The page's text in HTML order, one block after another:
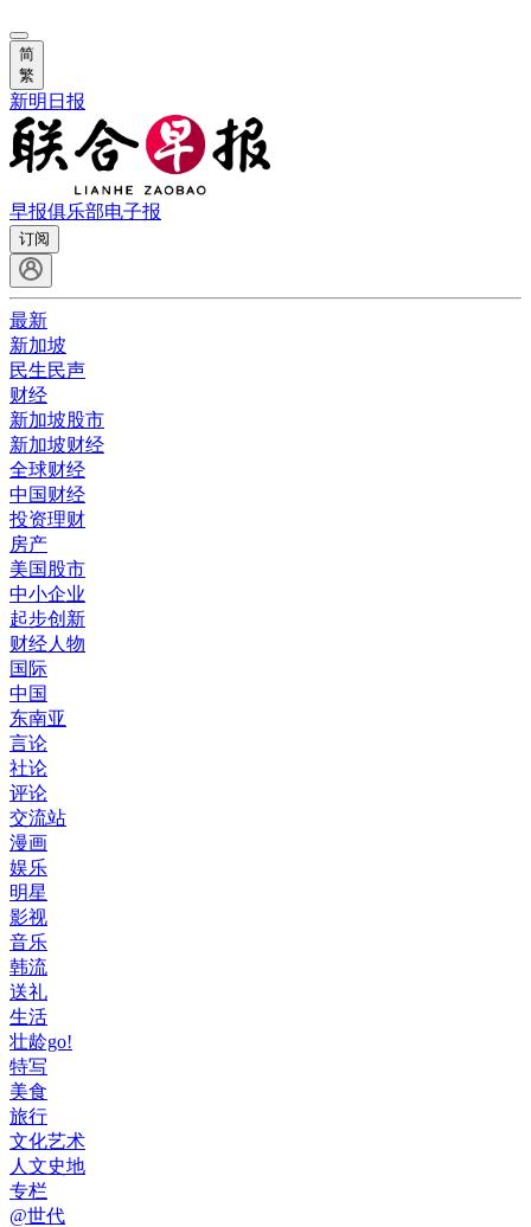
简
繁
新明日报
早报俱乐部电子报
订阅
最新
新加坡
民生民声
财经
新加坡股市
新加坡财经
全球财经
中国财经
投资理财
房产
美国股市
中小企业
起步创新
财经人物
国际
中国
东南亚
言论
社论
评论
交流站
漫画
娱乐
明星
影视
音乐
韩流
送礼
生活
壮龄go!
特写
美食
旅行
文化艺术
人文史地
专栏
@世代